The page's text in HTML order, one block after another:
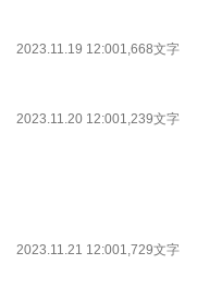
2023.11.19 12:001,668文字
2023.11.20 12:001,239文字
2023.11.21 12:001,729文字